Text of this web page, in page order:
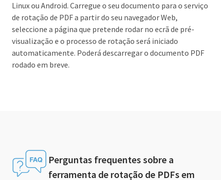
Linux ou Android. Carregue o seu documento para o serviço
de rotação de PDF a partir do seu navegador Web,
seleccione a página que pretende rodar no ecrã de pré-
visualização e o processo de rotação será iniciado
automaticamente. Poderá descarregar o documento PDF
rodado em breve.
Perguntas frequentes sobre a
ferramenta de rotação de PDFs em